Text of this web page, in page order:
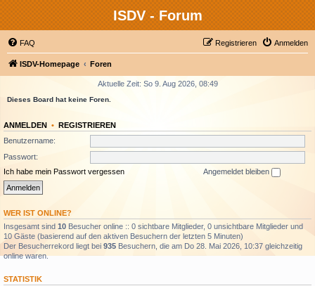
ISDV - Forum
FAQ Anmelden
Registrieren
ISDV-Homepage Foren
Aktuelle Zeit: So 9. Aug 2026, 08:49
Dieses Board hat keine Foren.
ANMELDEN • REGISTRIEREN
Benutzername:
Passwort:
Ich habe mein Passwort vergessen
Angemeldet bleiben
WER IST ONLINE?
Insgesamt sind 10 Besucher online :: 0 sichtbare Mitglieder, 0 unsichtbare Mitglieder und
10 Gäste (basierend auf den aktiven Besuchern der letzten 5 Minuten)
Der Besucherrekord liegt bei 935 Besuchern, die am Do 28. Mai 2026, 10:37 gleichzeitig
online waren.
STATISTIK